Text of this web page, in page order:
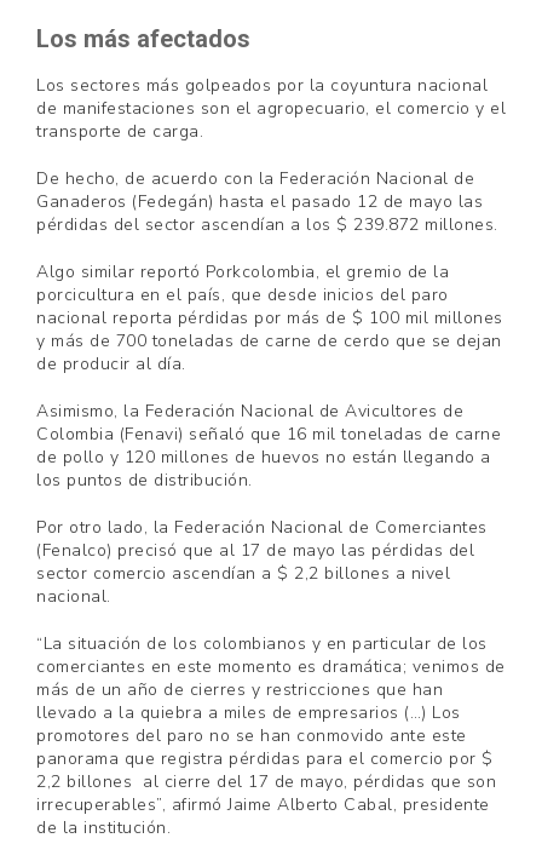
Los más afectados
Los sectores más golpeados por la coyuntura nacional
de manifestaciones son el agropecuario, el comercio y el
transporte de carga.
De hecho, de acuerdo con la Federación Nacional de
Ganaderos (Fedegán) hasta el pasado 12 de mayo las
pérdidas del sector ascendían a los $ 239.872 millones.
Algo similar reportó Porkcolombia, el gremio de la
porcicultura en el país, que desde inicios del paro
nacional reporta pérdidas por más de $ 100 mil millones
y más de 700 toneladas de carne de cerdo que se dejan
de producir al día.
Asimismo, la Federación Nacional de Avicultores de
Colombia (Fenavi) señaló que 16 mil toneladas de carne
de pollo y 120 millones de huevos no están llegando a
los puntos de distribución.
Por otro lado, la Federación Nacional de Comerciantes
(Fenalco) precisó que al 17 de mayo las pérdidas del
sector comercio ascendían a $ 2,2 billones a nivel
nacional.
“La situación de los colombianos y en particular de los
comerciantes en este momento es dramática; venimos de
más de un año de cierres y restricciones que han
llevado a la quiebra a miles de empresarios (…) Los
promotores del paro no se han conmovido ante este
panorama que registra pérdidas para el comercio por $
2,2 billones al cierre del 17 de mayo, pérdidas que son
irrecuperables”, afirmó Jaime Alberto Cabal, presidente
de la institución.